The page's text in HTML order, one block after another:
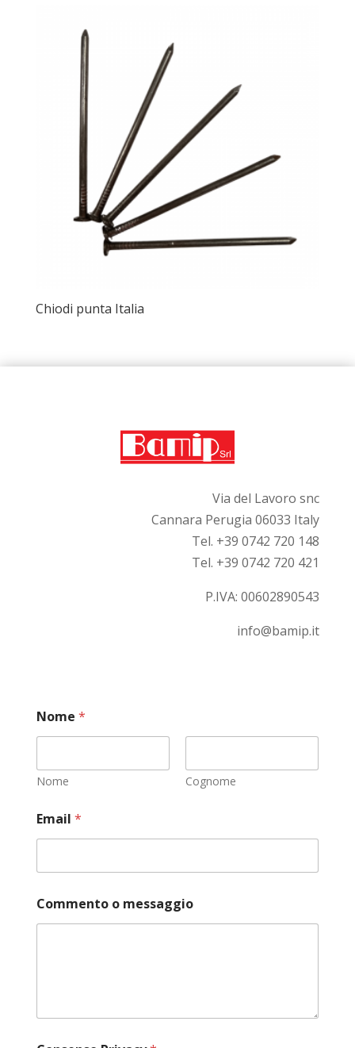
Chiodi punta Italia
Via del Lavoro snc
Cannara Perugia 06033 Italy
Tel. +39 0742 720 148
Tel. +39 0742 720 421
P.IVA:00602890543
info@bamip.it
Nome *
Nome Cognome
Email *
o
n
m
Commento o messaggio